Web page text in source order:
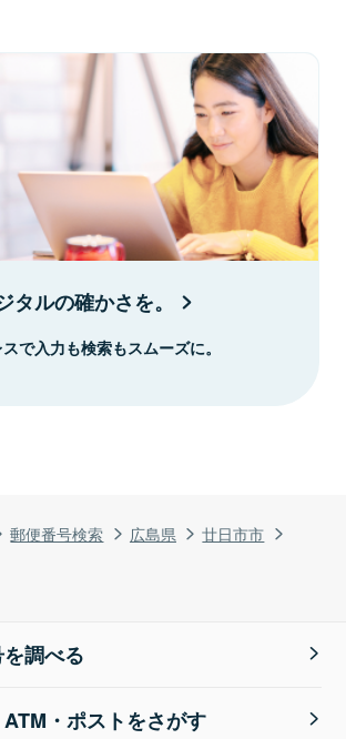
郵便番号検索 広島県
廿日市市
タルの確かさを。
で入力も検索もスムーズに。
調べる
・ポストをさがす